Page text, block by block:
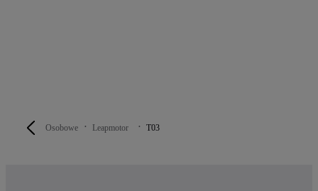
Osobowe Leapmotor T03